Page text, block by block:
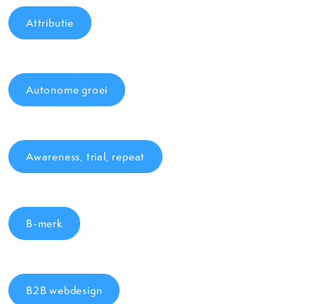
Attributie
Autonome groei
Awareness, trial, repeat
B-merk
B2B webdesign